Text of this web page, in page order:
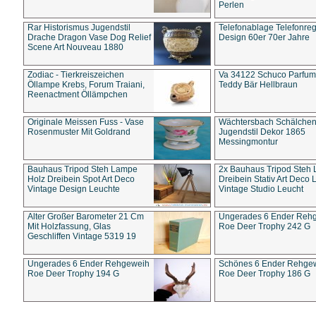
Perlen
Rar Historismus Jugendstil
Drache Dragon Vase Dog Relief
Scene Art Nouveau 1880
Telefonablage
Design 60er 70er Jahre
Zodiac - Tierkreiszeichen
Öllampe Krebs, Forum Traiani,
Reenactment Öllämpchen
Va 34122 Schuco
Teddy Bär Hellbraun
Originale Meissen Fuss - Vase
Rosenmuster Mit Goldrand
Wächtersbach Schälchen
Jugendstil Dekor 1865
Messingmontur
Bauhaus Tripod Steh Lampe
Holz Dreibein Spot Art Deco
Vintage Design Leuchte
2x Bauhaus Tripod Steh
Dreibein Stativ Art Deco
Vintage Studio Leucht
Alter Großer Barometer 21 Cm
Mit Holzfassung, Glas
Geschliffen Vintage 5319 19
Ungerades 6 Ender
Roe Deer Trophy 242 G
Ungerades 6 Ender Rehgeweih
Roe Deer Trophy 194 G
Schönes 6 Ender
Roe Deer Trophy 186 G